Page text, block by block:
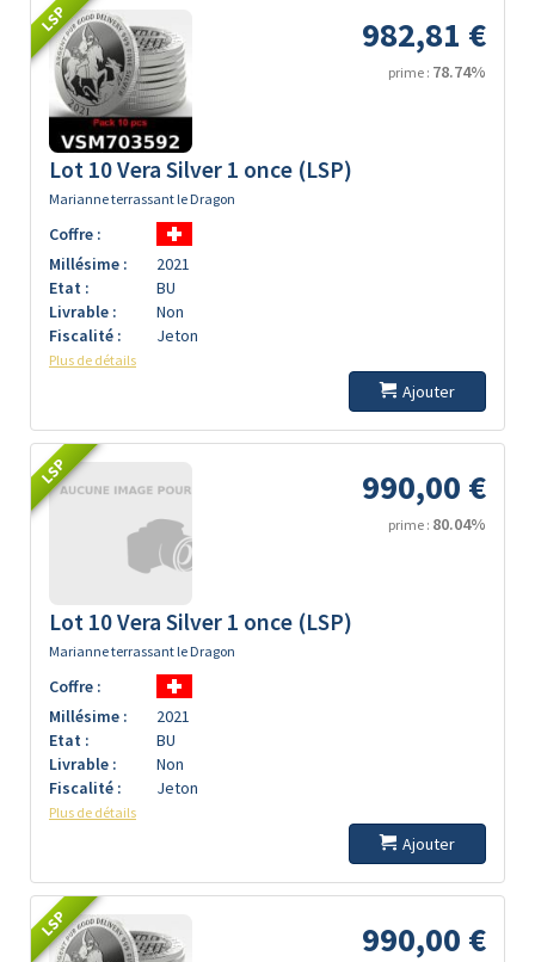
LSP 982,81 €
prime : 78.74%
Lot 10 Vera Silver 1 once (LSP)
Marianne terrassant le Dragon
Coffre :
Millésime :
2021
Etat :
BU
Livrable :
Non
Fiscalité :
Jeton
Plus de détails
Ajouter
LSP 990,00 €
prime : 80.04%
Lot 10 Vera Silver 1 once (LSP)
Marianne terrassant le Dragon
Coffre :
Millésime :
2021
Etat :
BU
Livrable :
Non
Fiscalité :
Jeton
Plus de détails
Ajouter
LSP 990,00 €